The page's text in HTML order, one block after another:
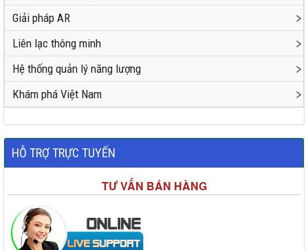
Giải pháp AR
Liên lạc thông minh
Hệ thống quản lý năng lượng
Khám phá Việt Nam
HỖ TRỢ TRỰC TUYẾN
TƯ VẤN BÁN HÀNG